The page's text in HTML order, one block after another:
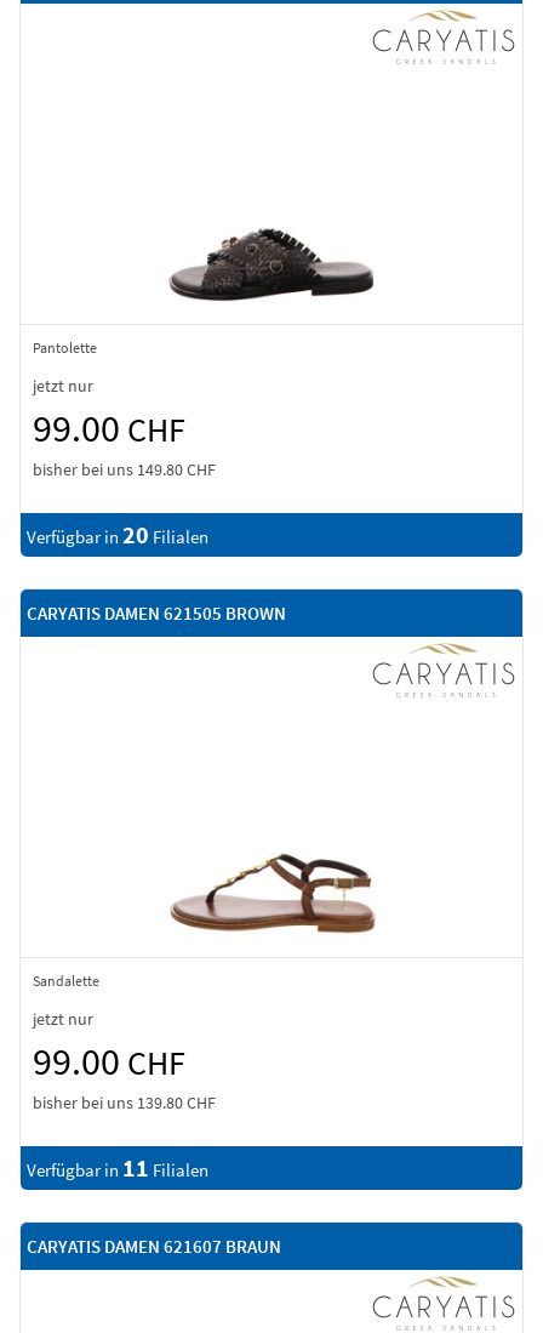
Pantolette
jetzt nur
99.00 CHF
bisher bei uns 149.80 CHF
Verfügbar in 20 Filialen
CARYATIS DAMEN 621505 BROWN
Sandalette
jetzt nur
99.00 CHF
bisher bei uns 139.80 CHF
Verfügbar in 11 Filialen
CARYATIS DAMEN 621607 BRAUN